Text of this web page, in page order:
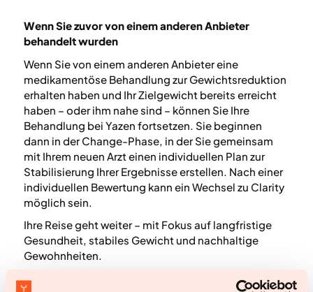
Wenn Sie zuvor von einem anderen Anbieter
behandelt wurden
Wenn Sie von einem anderen Anbieter eine
medikamentöse Behandlung zur Gewichtsreduktion
erhalten haben und Ihr Zielgewicht bereits erreicht
haben – oder ihm nahe sind – können Sie Ihre
Behandlung bei Yazen fortsetzen. Sie beginnen
dann in der Change-Phase, in der Sie gemeinsam
mit Ihrem neuen Arzt einen individuellen Plan zur
Stabilisierung Ihrer Ergebnisse erstellen. Nach einer
individuellen Bewertung kann ein Wechsel zu Clarity
möglich sein.
Ihre Reise geht weiter – mit Fokus auf langfristige
Gesundheit, stabiles Gewicht und nachhaltige
Gewohnheiten.